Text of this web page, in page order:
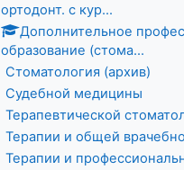
ортодонт. с кур...
Дополнительное
образование (стома...
Стоматология (архив)
Судебной медицины
Терапевтической
Терапии и общей
Терапии и